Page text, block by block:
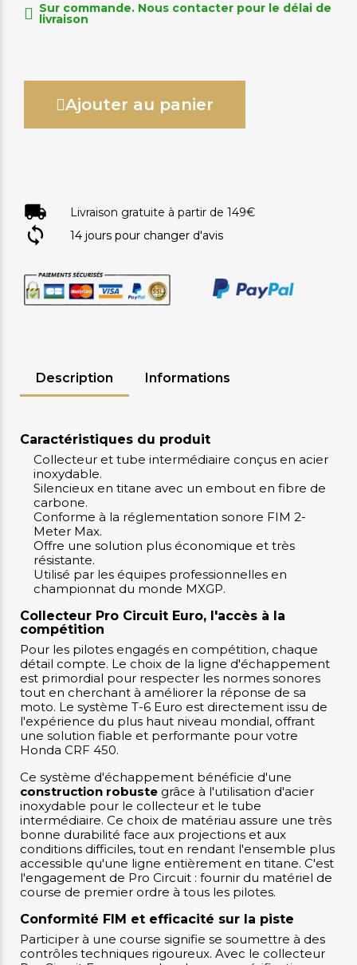
Sur commande. Nous contacter pour le délai de
livraison
Ajouter au panier
Livraison gratuite à partir de 149€
14 jours pour changer d'avis
Description Informations
Caractéristiques du produit
Collecteur et tube intermédiaire conçus en acier
inoxydable.
Silencieux en titane avec un embout en fibre de
carbone.
Conforme à la réglementation sonore FIM 2-
Meter Max.
Offre une solution plus économique et très
résistante.
Utilisé par les équipes professionnelles en
championnat du monde MXGP.
Collecteur Pro Circuit Euro, l'accès à la
compétition
Pour les pilotes engagés en compétition, chaque
détail compte. Le choix de la ligne d'échappement
est primordial pour respecter les normes sonores
tout en cherchant à améliorer la réponse de sa
moto. Le système T-6 Euro est directement issu de
l'expérience du plus haut niveau mondial, offrant
une solution fiable et performante pour votre
Honda CRF 450.
Ce système d'échappement bénéficie d'une
construction robuste grâce à l'utilisation d'acier
inoxydable pour le collecteur et le tube
intermédiaire. Ce choix de matériau assure une très
bonne durabilité face aux projections et aux
conditions difficiles, tout en rendant l'ensemble plus
accessible qu'une ligne entièrement en titane. C'est
l'engagement de Pro Circuit : fournir du matériel de
course de premier ordre à tous les pilotes.
Conformité FIM et efficacité sur la piste
Participer à une course signifie se soumettre à des
contrôles techniques rigoureux. Avec le collecteur